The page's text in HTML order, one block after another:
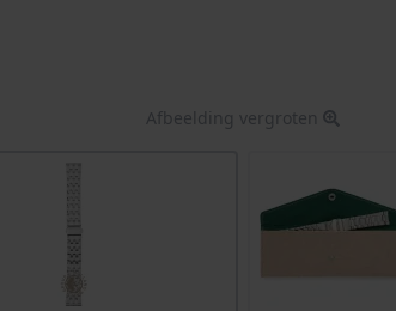
Afbeelding vergroten